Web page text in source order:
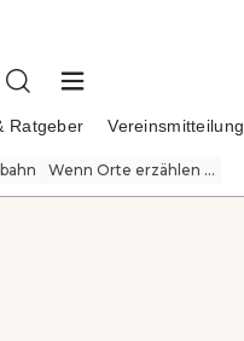
Ratgeber Vereinsmitteilung
Wenn Orte erzählen ...